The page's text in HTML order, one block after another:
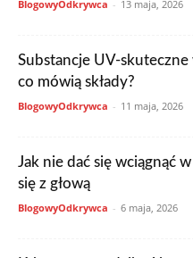
BlogowyOdkrywca - 13 maja, 2026
Substancje UV-
co mówią składy?
BlogowyOdkrywca - 11 maja, 2026
Jak nie dać się wciągnąć
się z głową
BlogowyOdkrywca - 6 maja, 2026